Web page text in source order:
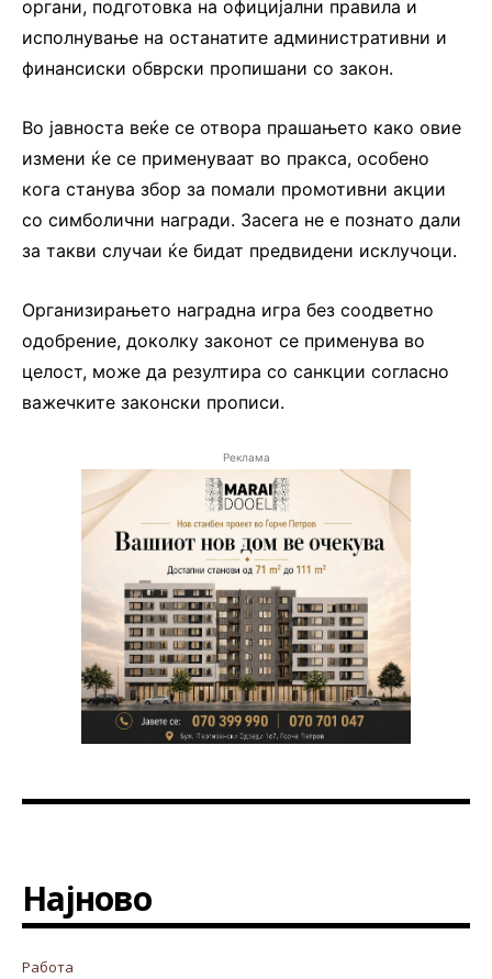
органи, подготовка на официјални правила и
исполнување на останатите административни и
финансиски обврски пропишани со закон.
Во јавноста веќе се отвора прашањето како овие
измени ќе се применуваат во пракса, особено
кога станува збор за помали промотивни акции
со симболични награди. Засега не е познато дали
за такви случаи ќе бидат предвидени исклучоци.
Организирањето наградна игра без соодветно
одобрение, доколку законот се применува во
целост, може да резултира со санкции согласно
важечките законски прописи.
Реклама
Најново
Работа